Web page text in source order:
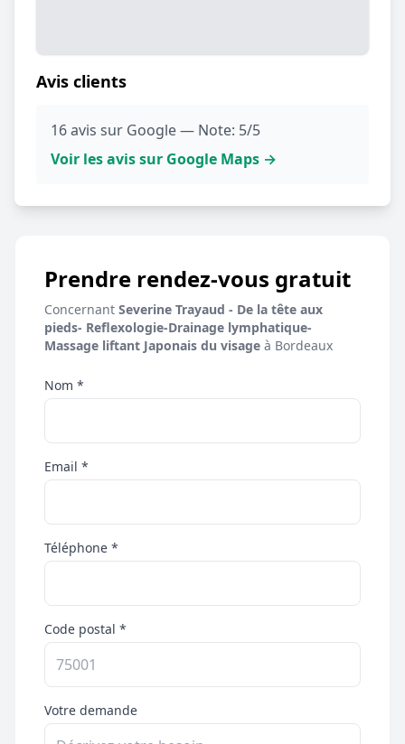
Avis clients
16 avis sur Google — Note: 5/5
Voir les avis sur Google Maps →
Prendre rendez-vous gratuit
Concernant Severine Trayaud - De la tête aux
pieds- Reflexologie-Drainage lymphatique-
Massage liftant Japonais du visage à Bordeaux
Nom *
Email *
Téléphone *
Code postal *
Votre demande